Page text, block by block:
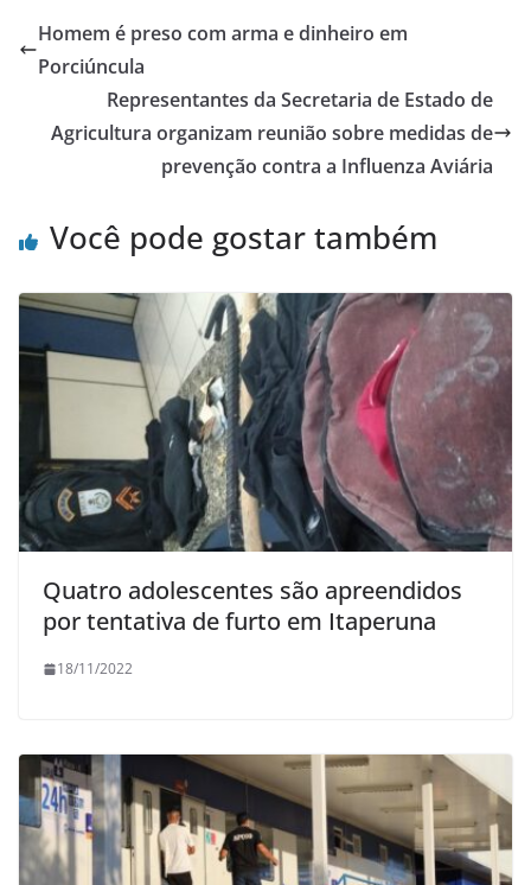
e
b
o
er s
p
p
e
Homem é preso com arma e dinheiro em
Porciúncula
Representantes da Secretaria de Estado de
Agricultura organizam reunião sobre medidas de
prevenção contra a Influenza Aviária
Você pode gostar também
Quatro adolescentes são apreendidos
por tentativa de furto em Itaperuna
18/11/2022